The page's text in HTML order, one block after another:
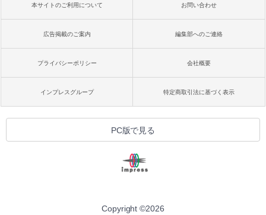
本サイトのご利用について お問い合わせ
広告掲載のご案内 編集部へのご連絡
プライバシーポリシー 会社概要
インプレスグループ 特定商取引法に基づく表示
PC版で見る
Copyright ©2026